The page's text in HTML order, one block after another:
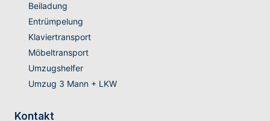
Beiladung
Entrümpelung
Klaviertransport
Möbeltransport
Umzugshelfer
Umzug 3 Mann + LKW
Kontakt